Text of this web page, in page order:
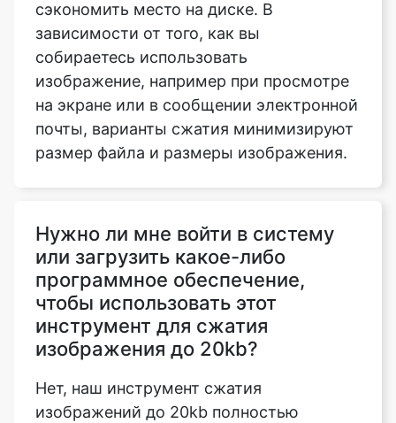
изображение, например при просмотре
на экране или в сообщении электронной
почты, варианты сжатия минимизируют
размер файла и размеры изображения.
Нужно ли мне войти в систему
чтобы использовать этот
инструмент для сжатия
изображения до 20kb?
Нет, наш инструмент сжатия
изображений до 20kb полностью
доступен в Интернете и не требует от
вас предоставления нам какой-либо
личной информации, например адреса